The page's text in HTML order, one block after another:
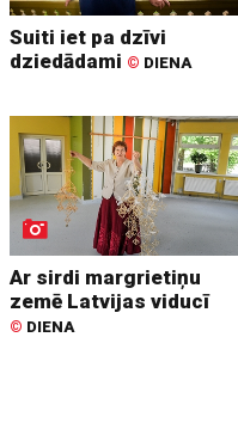
Suiti iet pa dzīvi
dziedādami © DIENA
Ar sirdi margrietiņu
zemē Latvijas viducī
© DIENA